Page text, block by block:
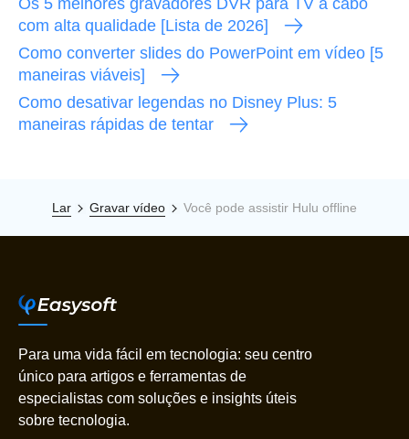
com alta qualidade [Lista de 2026]
Como converter slides do PowerPoint em vídeo [5
maneiras viáveis]
Como desativar legendas no Disney Plus: 5
maneiras rápidas de tentar
Lar Gravar vídeo Você pode assistir Hulu offline
Para uma vida fácil em tecnologia: seu centro
único para artigos e ferramentas de
especialistas com soluções e insights úteis
sobre tecnologia.